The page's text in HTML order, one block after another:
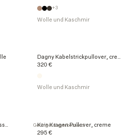
Wolle und Kaschmir
+3
320 €
Wolle und Kaschmir
Geringer Lagerbestand
Kaia Kragen Pullover, creme
295 €